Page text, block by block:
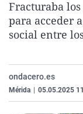
Fracturaba
para acceder
social entre
ondacero.es
Mérida 05.05.2025